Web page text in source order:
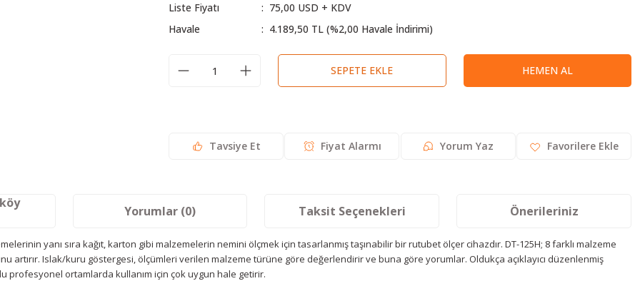
Liste Fiyatı
75,00 USD + KDV
Havale
4.189,50 TL (%2,00 Havale İndirimi)
SEPETE EKLE HEMEN AL
Tavsiye Et Fiyat Alarmı Yorum Yaz
Yorumlar (0) Taksit Seçenekleri Önerileriniz
yanı sıra kağıt, karton gibi malzemelerin nemini ölçmek için tasarlanmış taşınabilir bir rutubet ölçer cihazdır. DT-125H; 8 farklı malzeme
artırır. Islak/kuru göstergesi, ölçümleri verilen malzeme türüne göre değerlendirir ve buna göre yorumlar. Oldukça açıklayıcı düzenlenmiş
profesyonel ortamlarda kullanım için çok uygun hale getirir.